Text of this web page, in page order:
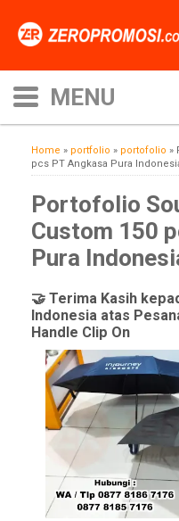
Home » portfolio » portofolio »
pcs PT Angkasa Pura
Portofolio
Custom 150
Pura
🤝 Terima Kasih
Indonesia atas
Handle Clip On